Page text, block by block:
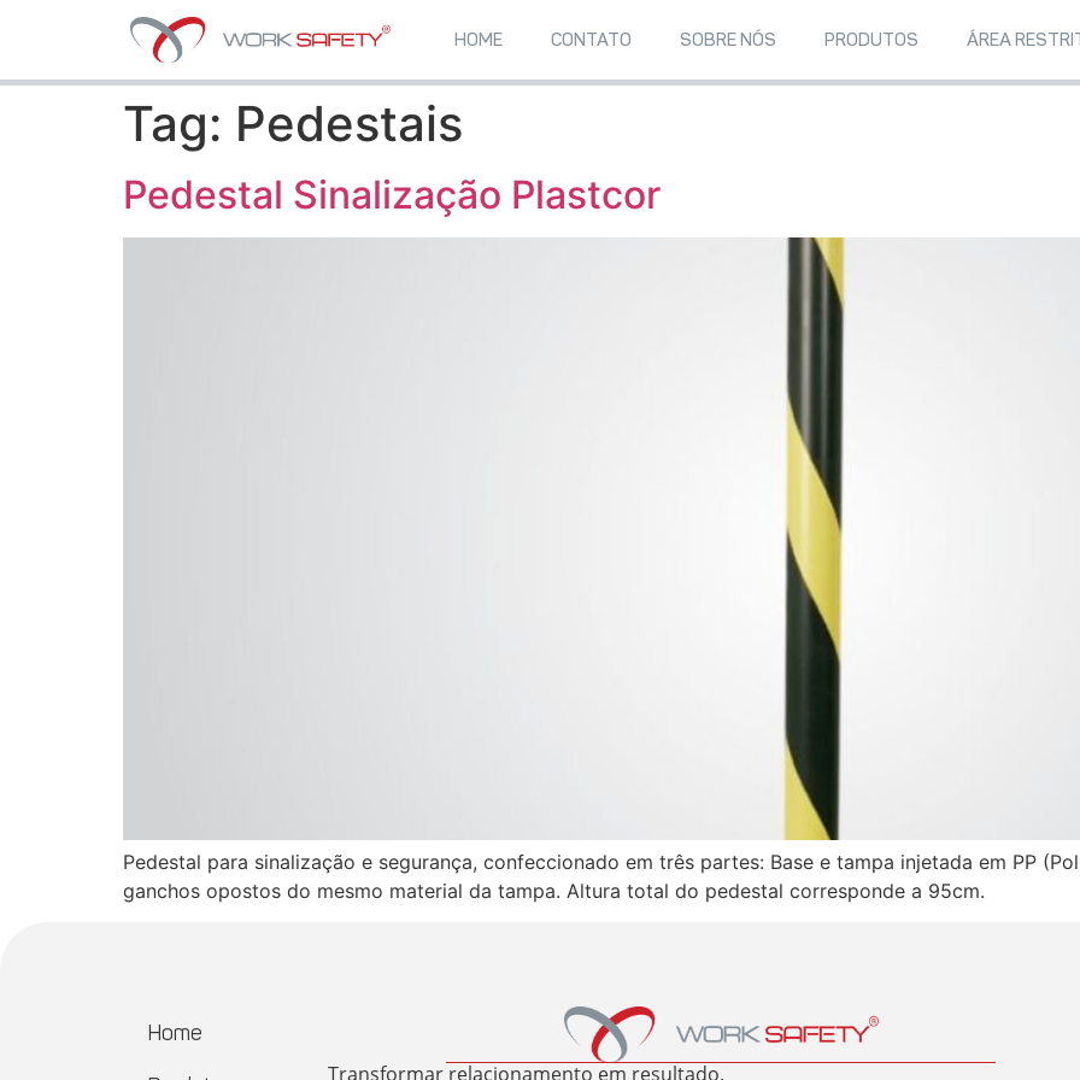
HOME CONTATO SOBRE NÓS PRODUTOS ÁREA
Tag: Pedestais
Pedestal Sinalização Plastcor
Pedestal para sinalização e segurança, confeccionado em três partes: Base e tampa injetada em PP
ganchos opostos do mesmo material da tampa. Altura total do pedestal corresponde a 95cm.
Home
Transformar relacionamento em resultado.